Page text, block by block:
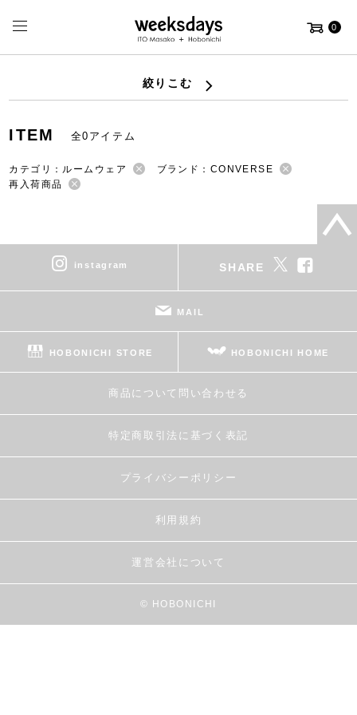
0
絞りこむ
ITEM 全0アイテム
カテゴリ：ルームウェア
ブランド：CONVERSE
再入荷商品
instagram SHARE
MAIL
HOBONICHI STORE HOBONICHI HOME
商品について問い合わせる
特定商取引法に基づく表記
プライバシーポリシー
利用規約
運営会社について
© HOBONICHI